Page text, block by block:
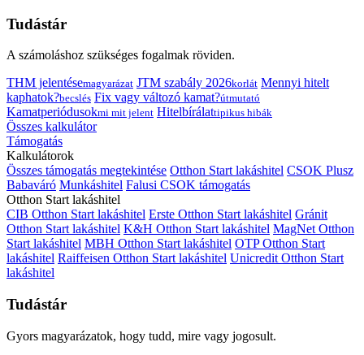
Tudástár
A számoláshoz szükséges fogalmak röviden.
THM jelentésemagyarázat JTM szabály 2026korlát Mennyi hitelt
kaphatok?becslés Fix vagy változó kamat?útmutató
Kamatperiódusokmi mit jelent Hitelbírálattipikus hibák
Összes kalkulátor
Támogatás
Kalkulátorok
Összes támogatás megtekintése Otthon Start lakáshitel CSOK Plusz
Babaváró Munkáshitel Falusi CSOK támogatás
Otthon Start lakáshitel
CIB Otthon Start lakáshitel Erste Otthon Start lakáshitel Gránit
Otthon Start lakáshitel K&H Otthon Start lakáshitel MagNet Otthon
Start lakáshitel MBH Otthon Start lakáshitel OTP Otthon Start
lakáshitel Raiffeisen Otthon Start lakáshitel Unicredit Otthon Start
lakáshitel
Tudástár
Gyors magyarázatok, hogy tudd, mire vagy jogosult.